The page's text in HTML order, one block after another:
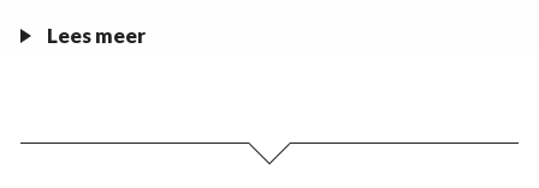
Lees meer